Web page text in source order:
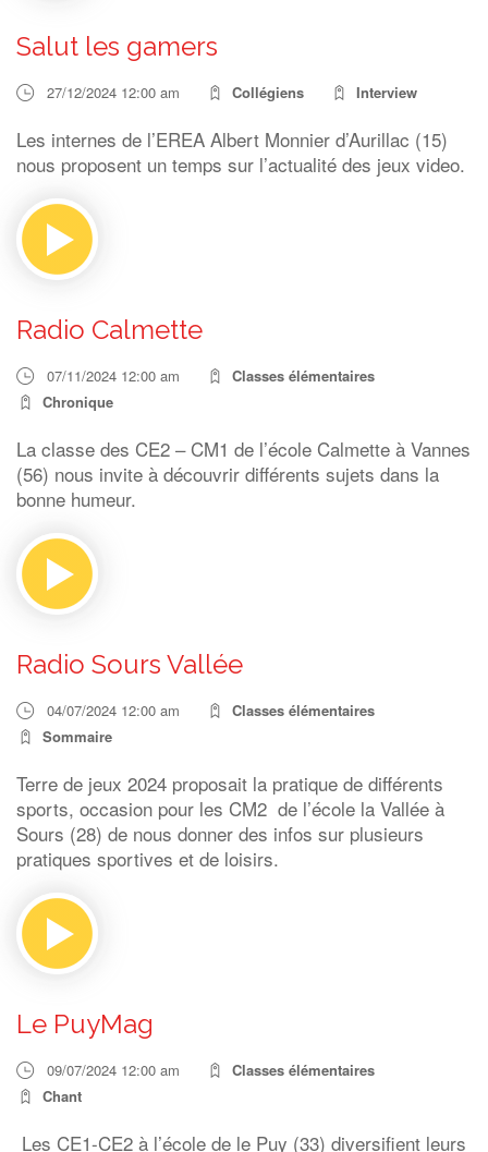
Salut les gamers
27/12/2024 12:00 am Collégiens Interview
Les internes de l’EREA Albert Monnier d’Aurillac (15)
nous proposent un temps sur l’actualité des jeux video.
Radio Calmette
07/11/2024 12:00 am
Classes élémentaires
Chronique
La classe des CE2 – CM1 de l’école Calmette à Vannes
(56) nous invite à découvrir différents sujets dans la
bonne humeur.
Radio Sours Vallée
04/07/2024 12:00 am
Classes élémentaires
Sommaire
Terre de jeux 2024 proposait la pratique de différents
sports, occasion pour les CM2 de l’école la Vallée à
Sours (28) de nous donner des infos sur plusieurs
pratiques sportives et de loisirs.
Le PuyMag
09/07/2024 12:00 am
Classes élémentaires
Chant
Les CE1-CE2 à l’école de le Puy (33) diversifient leurs